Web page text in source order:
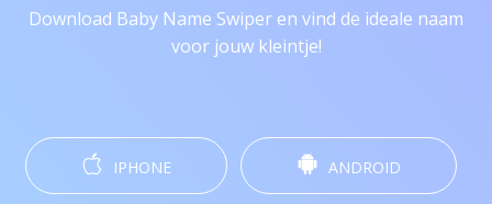
Download Baby Name Swiper en vind de ideale naam
voor jouw kleintje!
IPHONE ANDROID